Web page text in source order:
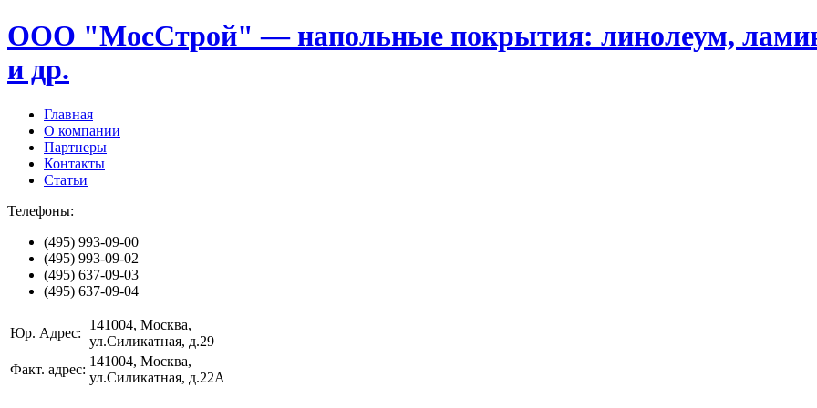
ООО "МосСтрой" — напольные покрытия: линолеум,
и др.
Главная
О компании
Партнеры
Контакты
Статьи
Телефоны:
(495) 993-09-00
(495) 993-09-02
(495) 637-09-03
(495) 637-09-04
Юр. Адрес:
141004, Москва,
ул.Силикатная, д.29
Факт. адрес:
141004, Москва,
ул.Силикатная, д.22А